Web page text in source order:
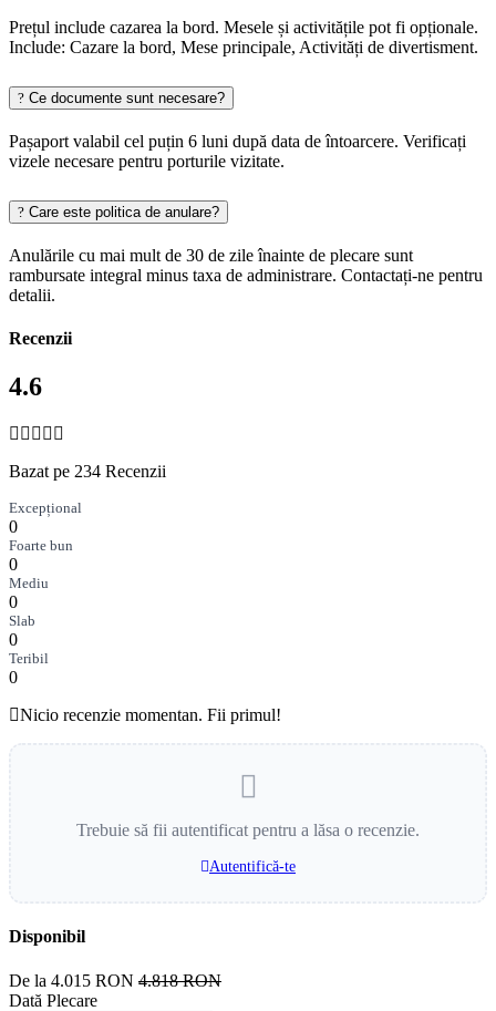
Prețul include cazarea la bord. Mesele și activitățile pot fi opționale.
Include: Cazare la bord, Mese principale, Activități de divertisment.
Ce documente sunt necesare?
Pașaport valabil cel puțin 6 luni după data de întoarcere. Verificați
vizele necesare pentru porturile vizitate.
Care este politica de anulare?
Anulările cu mai mult de 30 de zile înainte de plecare sunt
rambursate integral minus taxa de administrare. Contactați-ne pentru
detalii.
Recenzii
4.6
Bazat pe 234 Recenzii
Excepțional
0
Foarte bun
0
Mediu
0
Slab
0
Teribil
0
Nicio recenzie momentan. Fii primul!
Trebuie să fii autentificat pentru a lăsa o recenzie.
Autentifică-te
Disponibil
De la 4.015 RON 4.818 RON
Dată Plecare